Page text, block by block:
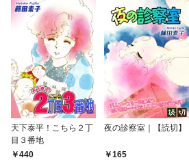
天下泰平！こちら２丁
目３番地
440
夜の診察室｜【読切】
165